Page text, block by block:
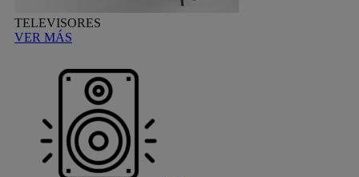
TELEVISORES
VER MÁS